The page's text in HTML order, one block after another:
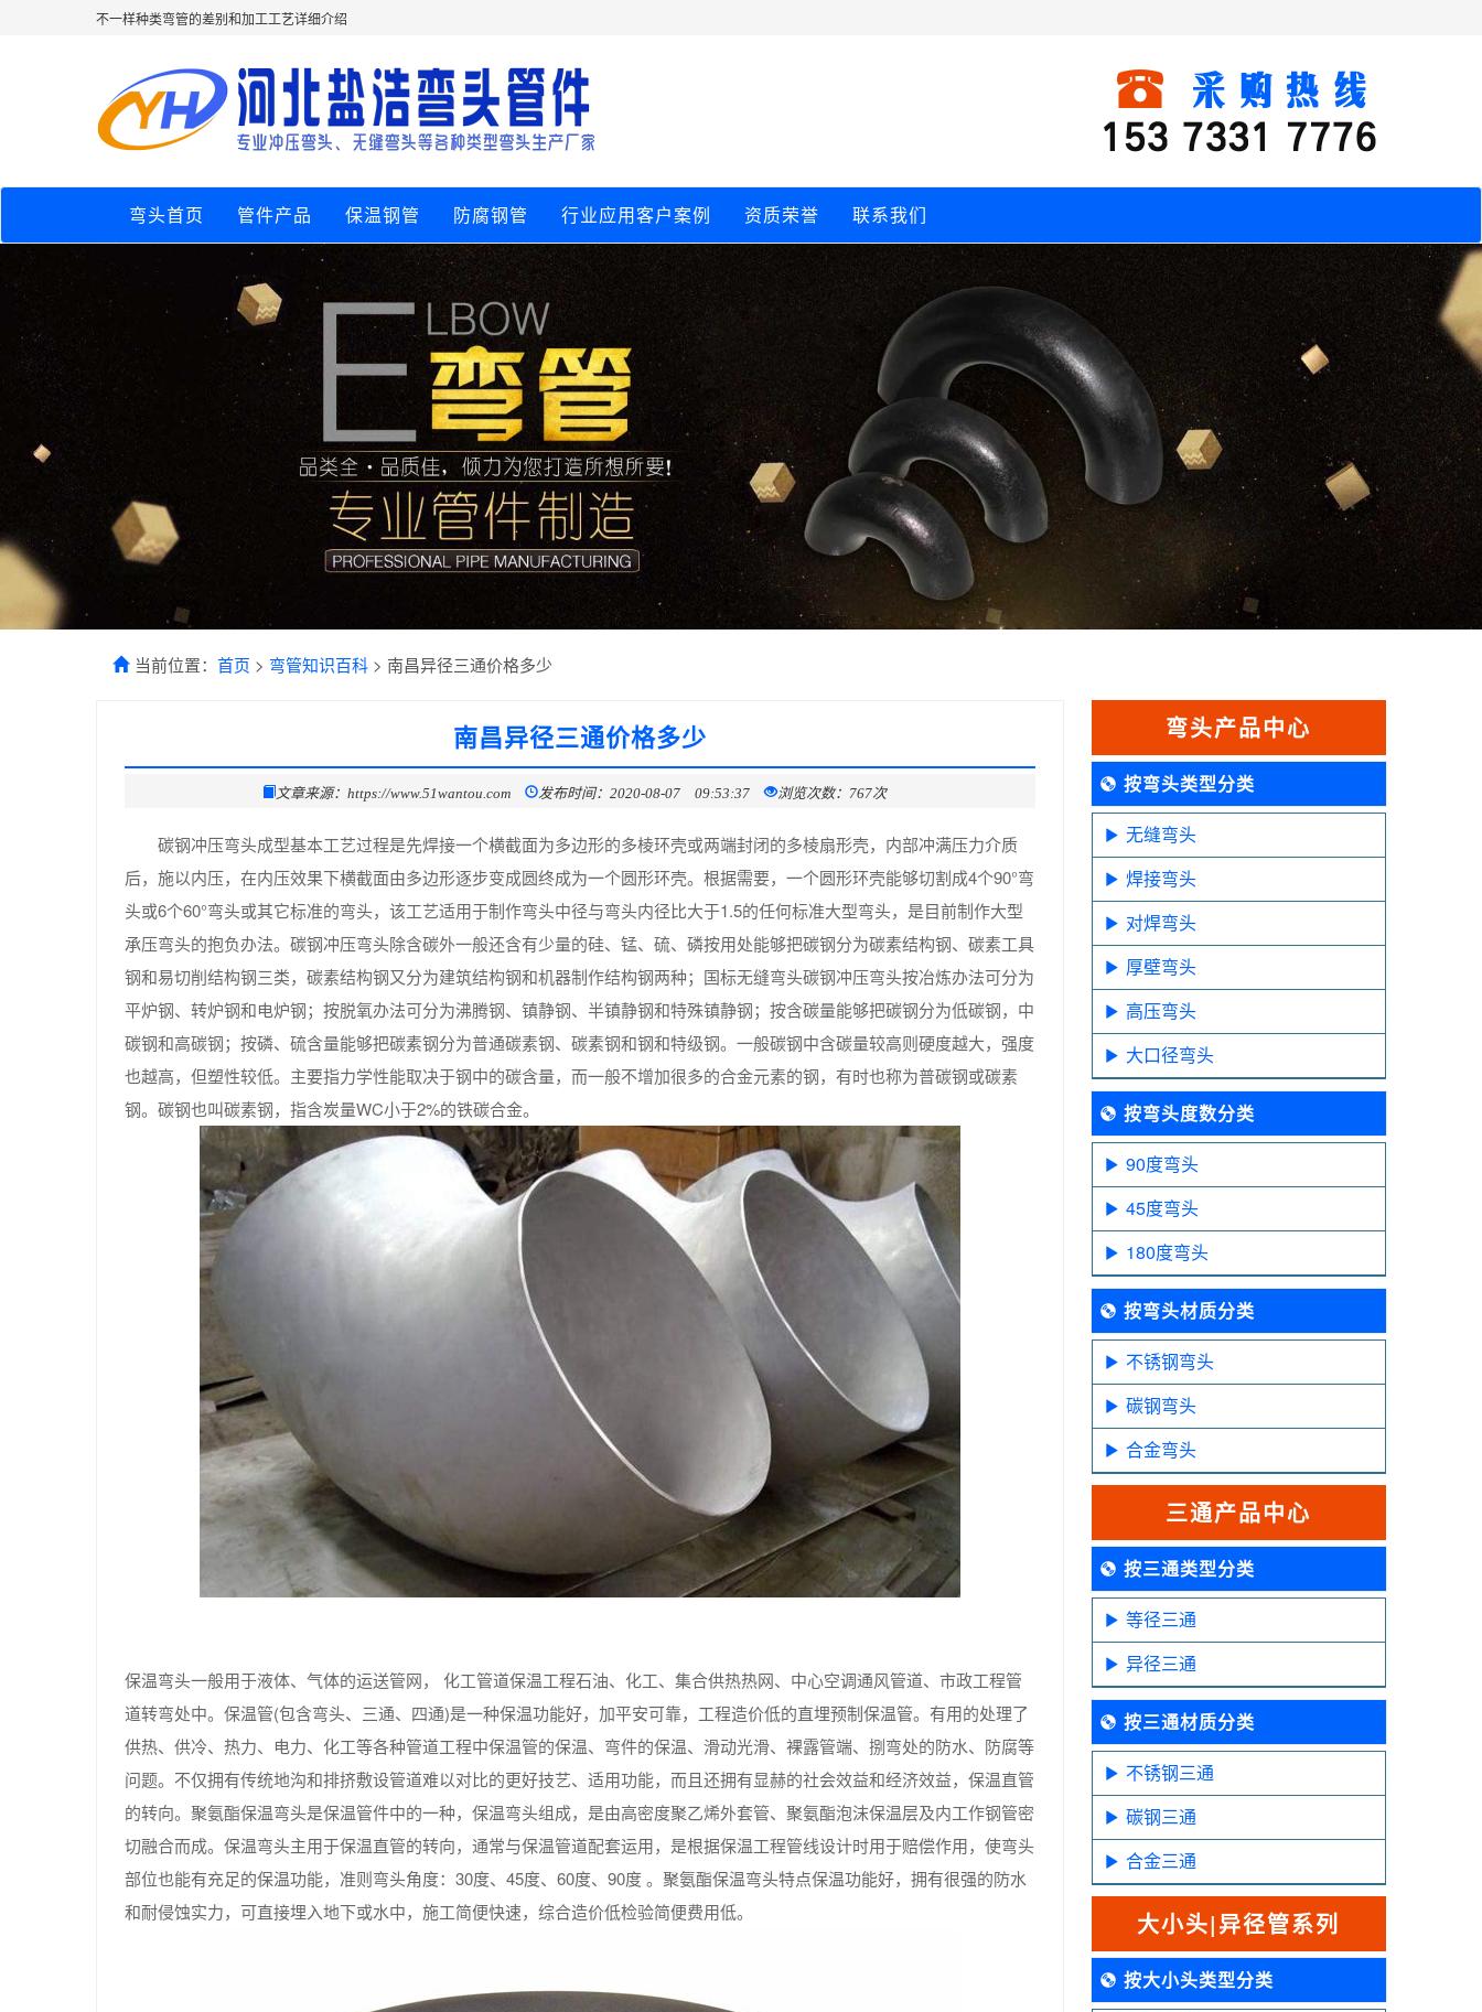
不一样种类弯管的差别和加工工艺详细介绍
弯头首页 管件产品 保温钢管 防腐钢管 行业应用客户案例 资质荣誉 联系我们
当前位置： 首页 > 弯管知识百科 > 南昌异径三通价格多少
南昌异径三通价格多少
文章来源：https://www.51wantou.com 发布时间：2020-08-07 09:53:37 浏览次数：767次
碳钢冲压弯头成型基本工艺过程是先焊接一个横截面为多边形的多棱环壳或两端封闭的多棱扇形壳，内部冲满压力介质
后，施以内压，在内压效果下横截面由多边形逐步变成圆终成为一个圆形环壳。根据需要，一个圆形环壳能够切割成4个90°弯
头或6个60°弯头或其它标准的弯头，该工艺适用于制作弯头中径与弯头内径比大于1.5的任何标准大型弯头，是目前制作大型
承压弯头的抱负办法。碳钢冲压弯头除含碳外一般还含有少量的硅、锰、硫、磷按用处能够把碳钢分为碳素结构钢、碳素工具
钢和易切削结构钢三类，碳素结构钢又分为建筑结构钢和机器制作结构钢两种；国标无缝弯头碳钢冲压弯头按冶炼办法可分为
平炉钢、转炉钢和电炉钢；按脱氧办法可分为沸腾钢、镇静钢、半镇静钢和特殊镇静钢；按含碳量能够把碳钢分为低碳钢，中
碳钢和高碳钢；按磷、硫含量能够把碳素钢分为普通碳素钢、碳素钢和钢和特级钢。一般碳钢中含碳量较高则硬度越大，强度
也越高，但塑性较低。主要指力学性能取决于钢中的碳含量，而一般不增加很多的合金元素的钢，有时也称为普碳钢或碳素
钢。碳钢也叫碳素钢，指含炭量WC小于2%的铁碳合金。
保温弯头一般用于液体、气体的运送管网， 化工管道保温工程石油、化工、集合供热热网、中心空调通风管道、市政工程管
道转弯处中。保温管(包含弯头、三通、四通)是一种保温功能好，加平安可靠，工程造价低的直埋预制保温管。有用的处理了
供热、供冷、热力、电力、化工等各种管道工程中保温管的保温、弯件的保温、滑动光滑、裸露管端、捌弯处的防水、防腐等
问题。不仅拥有传统地沟和排挤敷设管道难以对比的更好技艺、适用功能，而且还拥有显赫的社会效益和经济效益，保温直管
的转向。聚氨酯保温弯头是保温管件中的一种，保温弯头组成，是由高密度聚乙烯外套管、聚氨酯泡沫保温层及内工作钢管密
切融合而成。保温弯头主用于保温直管的转向，通常与保温管道配套运用，是根据保温工程管线设计时用于赔偿作用，使弯头
部位也能有充足的保温功能，准则弯头角度：30度、45度、60度、90度 。聚氨酯保温弯头特点保温功能好，拥有很强的防水
和耐侵蚀实力，可直接埋入地下或水中，施工简便快速，综合造价低检验简便费用低。
弯头产品中心
按弯头类型分类
无缝弯头
焊接弯头
对焊弯头
厚壁弯头
高压弯头
大口径弯头
按弯头度数分类
90度弯头
45度弯头
180度弯头
按弯头材质分类
不锈钢弯头
碳钢弯头
合金弯头
三通产品中心
按三通类型分类
等径三通
异径三通
按三通材质分类
不锈钢三通
碳钢三通
合金三通
大小头|异径管系列
按大小头类型分类